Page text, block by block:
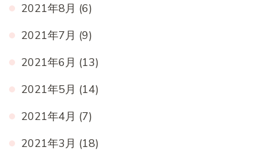
2021年8月 (6)
2021年7月 (9)
2021年6月 (13)
2021年5月 (14)
2021年4月 (7)
2021年3月 (18)